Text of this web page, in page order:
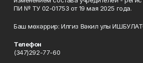
ПИ № ТУ 02-01753 от 19 мая 2025 года.
Баш мөхәррир: Илгиз Вәкил улы
Телефон
(347)292-77-60